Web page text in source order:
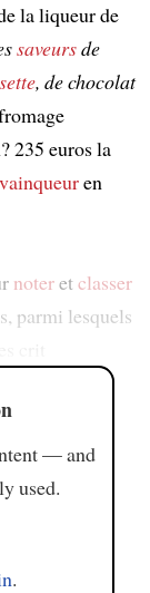
la liqueur de
saveursde
, de chocolat
235 euros la
vainqueuren
noteretclasser
parmi lesquels
— and
used.
.